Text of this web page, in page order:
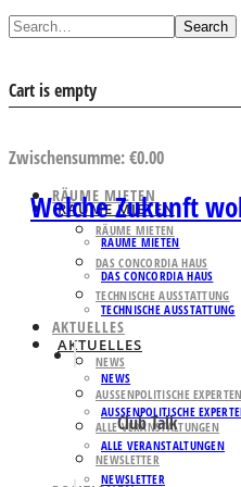
Search
Cart is empty
Zwischensumme:€0.00
RÄUME MIETEN
RÄUME MIETEN
DAS CONCORDIA HAUS
TECHNISCHE AUSSTATTUNG
AKTUELLES
NEWS
AUSSENPOLITISCHE
ALLE VERANSTALTUNGEN
NEWSLETTER
RÄUME MIETEN
RÄUME MIETEN
DAS CONCORDIA HAUS
TECHNISCHE AUSSTATTUNG
AKTUELLES
NEWS
AUSSENPOLITISCHE
ALLE VERANSTALTUNGEN
NEWSLETTER
Welche Zukunft
Club Talk